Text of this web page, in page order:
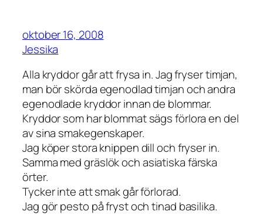
oktober 16, 2008
Jessika
Alla kryddor går att frysa in. Jag fryser timjan,
man bör skörda egenodlad timjan och andra
egenodlade kryddor innan de blommar.
Kryddor som har blommat sägs förlora en del
av sina smakegenskaper.
Jag köper stora knippen dill och fryser in.
Samma med gräslök och asiatiska färska
örter.
Tycker inte att smak går förlorad.
Jag gör pesto på fryst och tinad basilika.